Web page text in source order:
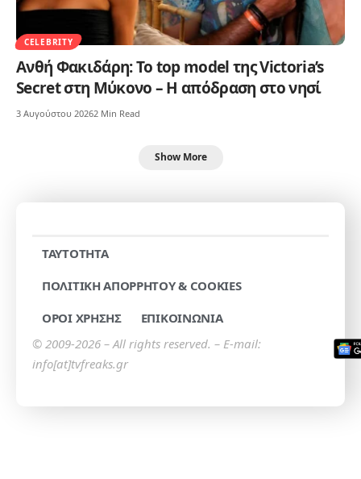
CELEBRITY
Ανθή Φακιδάρη: Το top model της Victoria’s
Secret στη Μύκονο – Η απόδραση στο νησί
3 Αυγούστου 20262 Min Read
Show More
TAYTOTHTA
ΠΟΛΙΤΙΚΗ ΑΠΟΡΡΗΤΟΥ & COOKIES
ΟΡΟΙ ΧΡΗΣΗΣ
ΕΠΙΚΟΙΝΩΝΙΑ
© 2009-2026 – All rights reserved. – E-mail:
info[at]tvfreaks.gr